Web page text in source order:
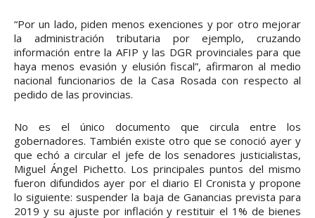
“Por un lado, piden menos exenciones y por otro mejorar
la administración tributaria por ejemplo, cruzando
información entre la AFIP y las DGR provinciales para que
haya menos evasión y elusión fiscal”, afirmaron al medio
nacional funcionarios de la Casa Rosada con respecto al
pedido de las provincias.
No es el único documento que circula entre los
gobernadores. También existe otro que se conoció ayer y
que echó a circular el jefe de los senadores justicialistas,
Miguel Ángel Pichetto. Los principales puntos del mismo
fueron difundidos ayer por el diario El Cronista y propone
lo siguiente: suspender la baja de Ganancias prevista para
2019 y su ajuste por inflación y restituir el 1% de bienes